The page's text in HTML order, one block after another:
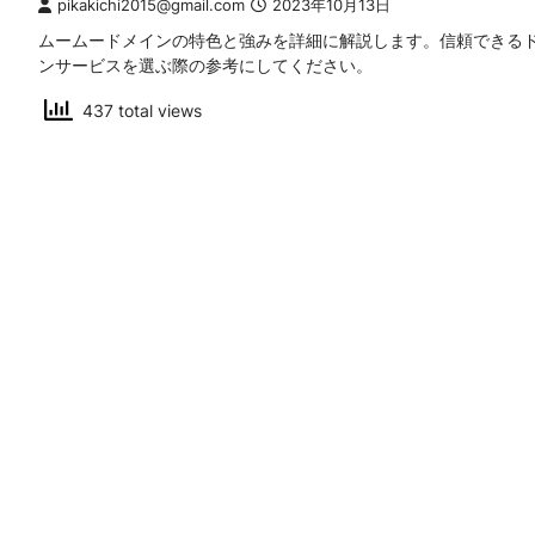
pikakichi2015@gmail.com 2023年10月13日
ムームードメインの特色と強みを詳細に解説します。信頼できる
ンサービスを選ぶ際の参考にしてください。
437 total views